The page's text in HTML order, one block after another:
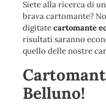
Siete alla ricerca di
brava cartomante?
digitatecartomante
risultati saranno
quello delle nostre
Belluno!